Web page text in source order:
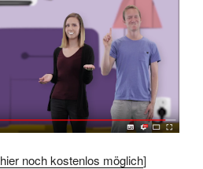
noch kostenlos möglich]